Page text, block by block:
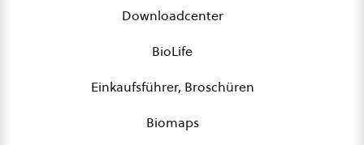
Downloadcenter
BioLife
Einkaufsführer, Broschüren
Biomaps